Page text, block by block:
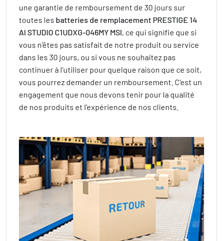
une garantie de remboursement de 30 jours sur
toutes les batteries de remplacement PRESTIGE 14
AI STUDIO C1UDXG-046MY MSI, ce qui signifie que si
vous n'êtes pas satisfait de notre produit ou service
dans les 30 jours, ou si vous ne souhaitez pas
continuer à l'utiliser pour quelque raison que ce soit,
vous pourrez demander un remboursement. C'est un
engagement que nous devons tenir pour la qualité
de nos produits et l'expérience de nos clients.